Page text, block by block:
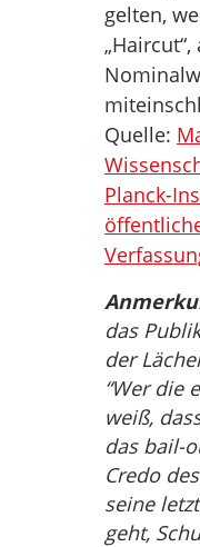
gelten,
Quelle:
Planck-
das
der
“Wer die
weiß,
das bail-
Credo
seine
geht,